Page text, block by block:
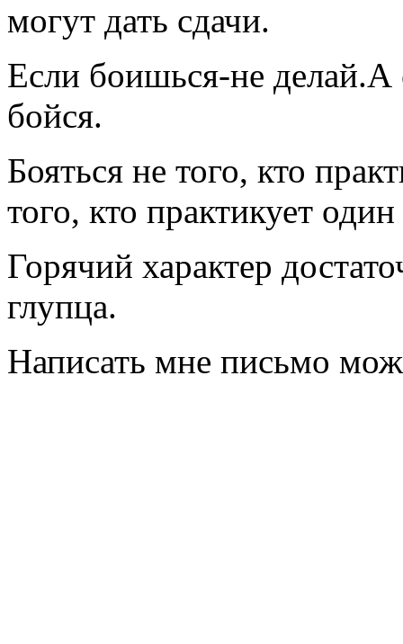
могут дать сдачи.
Если боишься-не делай.А
бойся.
Бояться не того, кто
того, кто практикует
Горячий характер
глупца.
Написать мне письмо